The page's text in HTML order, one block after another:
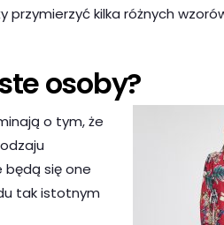
kilka różnych
osoby?
o tym, że
będą się one
tak istotnym